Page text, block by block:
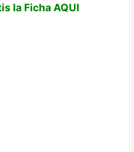
la Ficha AQUI